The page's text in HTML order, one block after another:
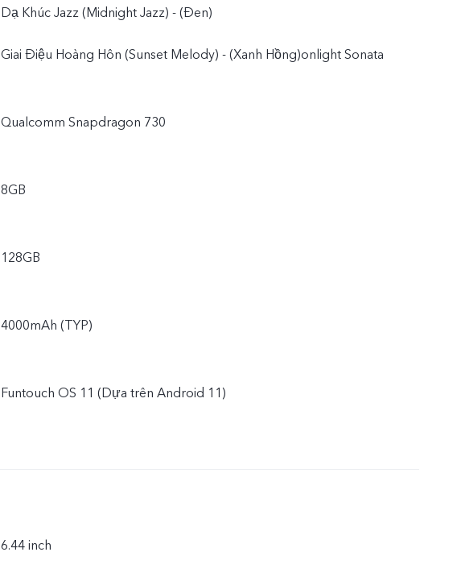
Dạ Khúc Jazz (Midnight Jazz) - (Đen)
Giai Điệu Hoàng Hôn (Sunset Melody) - (Xanh Hồng)onlight Sonata
Qualcomm Snapdragon 730
8GB
128GB
4000mAh (TYP)
Funtouch OS 11 (Dựa trên Android 11)
6.44 inch